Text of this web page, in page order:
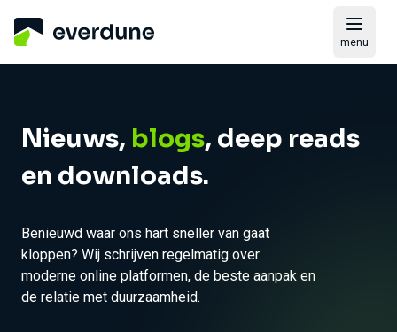
menu
Nieuws, blogs, deep reads
en downloads.
Benieuwd waar ons hart sneller van gaat
kloppen? Wij schrijven regelmatig over
moderne online platformen, de beste aanpak en
de relatie met duurzaamheid.